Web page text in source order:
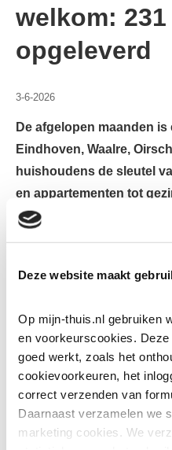
Deze website maakt
Op mijn-thuis.nl gebruiken
en voorkeurscookies.
goed werkt, zoals het
cookievoorkeuren, het
correct verzenden van
Daarnaast verzamelen we
marketing cookies. We
welkom:
opgeleverd
3-6-2026
De afgelopen maanden
Eindhoven, Waalre,
huishoudens de sleutel
en appartementen tot
oplevering betekent een
trots op zijn.
Leostraat -
In de Bloemenbuurt-Noord
afgerond. Waar eerst 36
duurzame woonblokken.
bewoners stap voor stap
Inmiddels zijn alle 102